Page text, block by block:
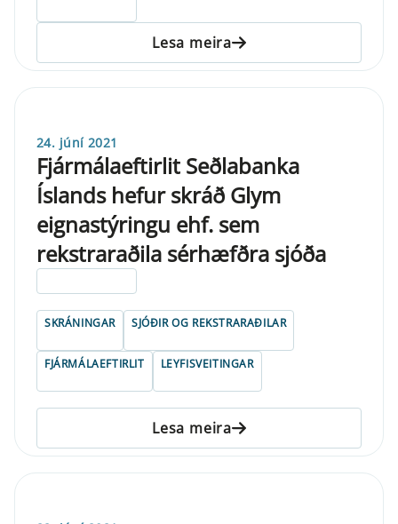
Lesa meira
24. júní 2021
Fjármálaeftirlit Seðlabanka
Íslands hefur skráð Glym
eignastýringu ehf. sem
rekstraraðila sérhæfðra sjóða
SKRÁNINGAR SJÓÐIR OG REKSTRARAÐILAR
FJÁRMÁLAEFTIRLIT LEYFISVEITINGAR
Lesa meira